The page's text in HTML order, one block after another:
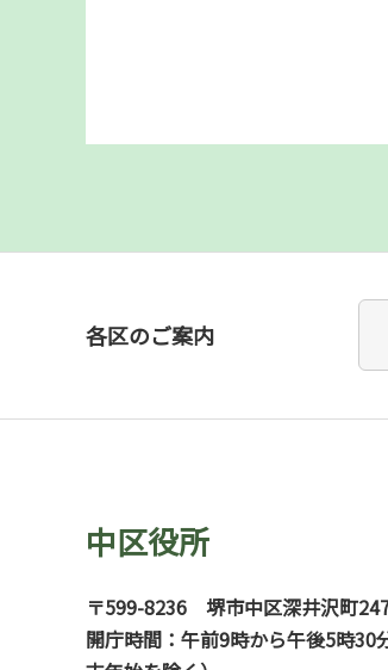
各区のご案内
中区役所
〒599-8236
堺市中区深井沢町
開庁時間：午前9時から午後5時